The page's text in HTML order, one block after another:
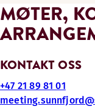
MØTER,
KONTAKT OSS
+47 21 89 81 01